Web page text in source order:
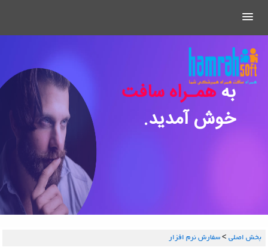
بههمـراه سافت
خوش آمدید.
بخش اصلي > سفارش نرم افزار